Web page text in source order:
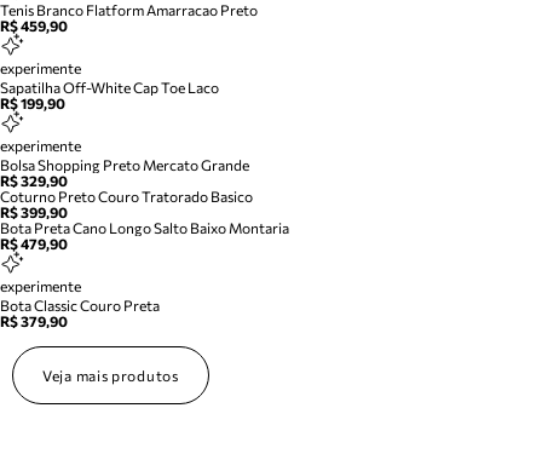
Tenis Branco Flatform Amarracao Preto
R$ 459,90
experimente
Sapatilha Off-White Cap Toe Laco
R$ 199,90
experimente
Bolsa Shopping Preto Mercato Grande
R$ 329,90
Coturno Preto Couro Tratorado Basico
R$ 399,90
Bota Preta Cano Longo Salto Baixo Montaria
R$ 479,90
experimente
Bota Classic Couro Preta
R$ 379,90
Veja mais produtos